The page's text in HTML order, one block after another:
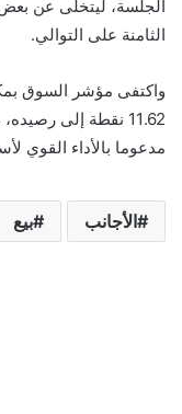
الجلسة، ليتخلى عن
الثامنة على التوالي.
مدعوما بالأداء القوي
الأجانب بيع